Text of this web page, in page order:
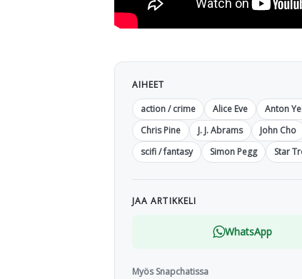
AIHEET
action / crime
Alice Eve Anton
Chris Pine
J. J. Abrams John Cho
scifi / fantasy
Simon Pegg Star
JAA ARTIKKELI
WhatsApp
Myös Snapchatissa